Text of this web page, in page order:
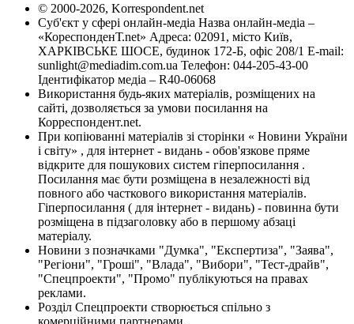
© 2000-2026, Korrespondent.net
Суб'єкт у сфері онлайн-медіа Назва онлайн-медіа –
«КореспонденТ.net» Адреса: 02091, місто Київ,
ХАРКІВСЬКЕ ШОСЕ, будинок 172-Б, офіс 208/1 E-mail:
sunlight@mediadim.com.ua Телефон: 044-205-43-00
Ідентифікатор медіа – R40-06068
Використання будь-яких матеріалів, розміщених на
сайті, дозволяється за умови посилання на
Корреспондент.net.
При копіюванні матеріалів зі сторінки « Новини України
і світу» , для інтернет - видань - обов'язкове пряме
відкрите для пошукових систем гіперпосилання .
Посилання має бути розміщена в незалежності від
повного або часткового використання матеріалів.
Гіперпосилання ( для інтернет - видань) - повинна бути
розміщена в підзаголовку або в першому абзаці
матеріалу.
Новини з позначками "Думка", "Експертиза", "Заява",
"Регіони", "Гроші", "Влада", "Вибори", "Тест-драйв",
"Спецпроекти", "Промо" публікуються на правах
реклами.
Розділ Спецпроекти створюється спільно з
комерційними партнерами.